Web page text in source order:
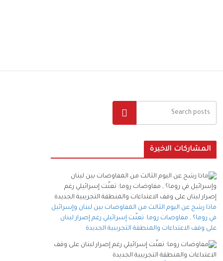
المشاركات الاخيرة
ماذا رشح عن اليوم الثالث من المفاوضات بين لبنان وإسرائيل
في روما؟ , مفاوضات روما: تعنّت إسرائيلي رغم إصرار لبنان
على وقف الاعتداءات والمنطقة التجريبية الجديدة